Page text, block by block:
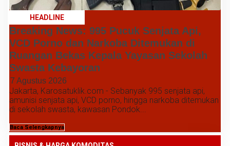
HEADLINE
Breaking News: 995 Pucuk Senjata Api,
VCD Porno dan Narkoba Ditemukan di
Ruangan Bekas Kepala Yayasan Sekolah
Swasta Kebayoran
7 Agustus 2026
Jakarta, Karosatuklik.com - Sebanyak 995 senjata api,
amunisi senjata api, VCD porno, hingga narkoba ditemukan
di sekolah swasta, kawasan Pondok...
Baca Selengkapnya